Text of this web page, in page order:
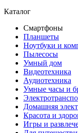
Каталог
Смартфоны
Планшеты
Ноутбуки и
Пылесосы
Умный дом
Видеотехника
Аудиотехника
Умные часы и
Домашняя
Красота и
Игры и